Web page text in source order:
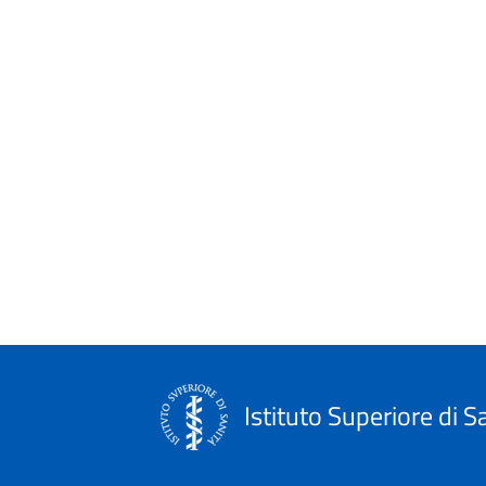
Istituto Superiore di